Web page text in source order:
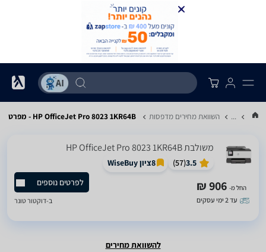
... השוואת מחירים מדפסות HP OfficeJet Pro 8023 1KR64B - מפרט
‏משולבת HP OfficeJet Pro 8023 1KR64B
3.5
(
57
)
8ציון WiseBuy
החל מ- 906 ₪
עד 2 ימי עסקים
לפרטים נוספים
ב-דוקטור טונר
להשוואת מחירים